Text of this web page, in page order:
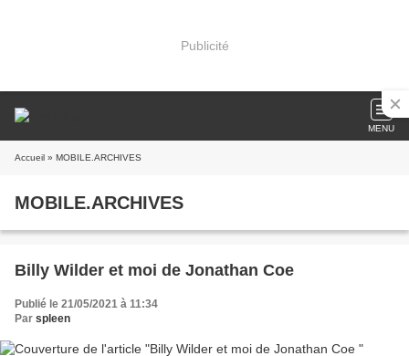
Publicité
MENU
Accueil » MOBILE.ARCHIVES
MOBILE.ARCHIVES
Billy Wilder et moi de Jonathan Coe
Publié le 21/05/2021 à 11:34
Par spleen